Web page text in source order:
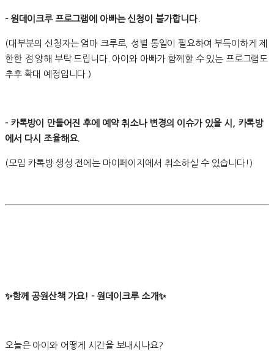
- 원데이크루 프로그램에 아빠는 신청이 불가합니다.
(대부분의 신청자는 엄마 크루로, 성별 통일이 필요하여 부득이하게 제
한한 점 양해 부탁 드립니다. 아이와 아빠가 함께할 수 있는 프로그램도
추후 확대 예정입니다.)
- 카톡방이 만들어진 후에 예약 취소나 변경의 이슈가 있을 시, 카톡방
에서 다시 조율해요.
(모임 카톡방 생성 전에는 마이페이지에서 취소하실 수 있습니다!)
✨함께 공원산책 가요! - 원데이크루 소개✨
오늘은 아이와 어떻게 시간을 보내시나요?